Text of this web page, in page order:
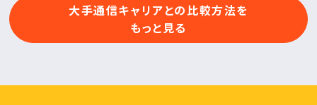
大手通信キャリアとの比較方法を
もっと見る